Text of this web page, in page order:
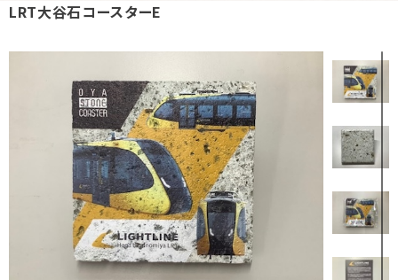
LRT大谷石コースターE